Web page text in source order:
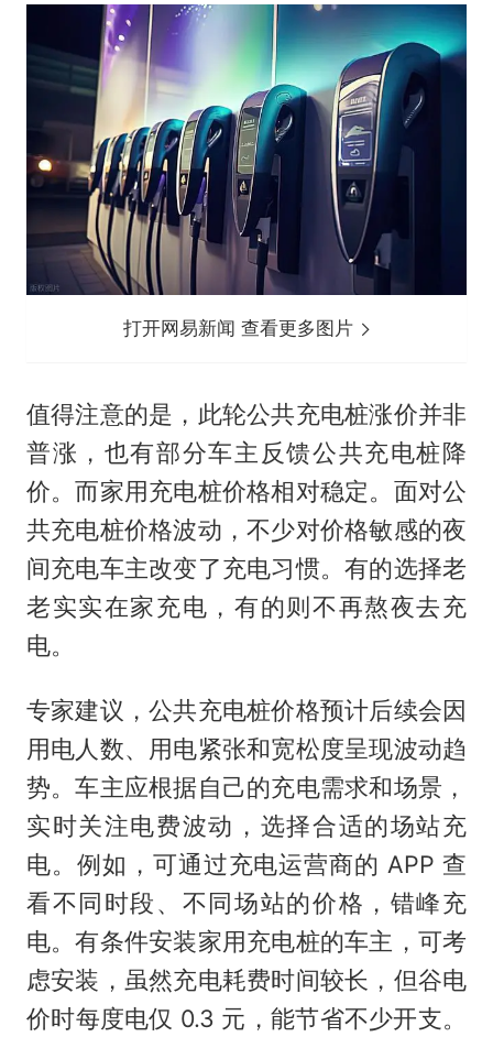
打开网易新闻 查看更多图片
值得注意的是，此轮公共充电桩涨价并非
普涨，也有部分车主反馈公共充电桩降
价。而家用充电桩价格相对稳定。面对公
共充电桩价格波动，不少对价格敏感的夜
间充电车主改变了充电习惯。有的选择老
老实实在家充电，有的则不再熬夜去充
电。
专家建议，公共充电桩价格预计后续会因
用电人数、用电紧张和宽松度呈现波动趋
势。车主应根据自己的充电需求和场景，
实时关注电费波动，选择合适的场站充
电。例如，可通过充电运营商的 APP 查
看不同时段、不同场站的价格，错峰充
电。有条件安装家用充电桩的车主，可考
虑安装，虽然充电耗费时间较长，但谷电
价时每度电仅 0.3 元，能节省不少开支。